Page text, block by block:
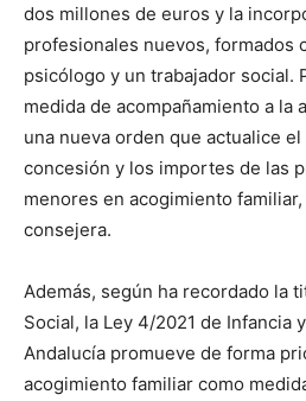
dos millones de euros y la
profesionales nuevos, formados
psicólogo y un trabajador social.
medida de acompañamiento a la
una nueva orden que actualice
concesión y los importes de las
menores en acogimiento
consejera.
Además, según ha recordado la
Social, la Ley 4/2021 de Infancia
Andalucía promueve de forma
acogimiento familiar como